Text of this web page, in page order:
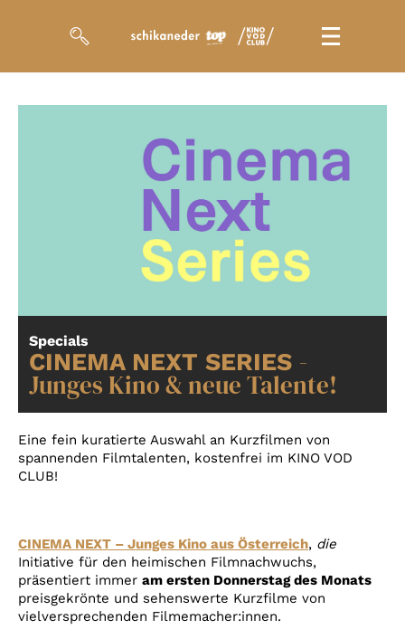
Magazin
Kuratierungen
Events
So geht’s
Filmpakete
Gutscheine
& Filmpässe
Account
Suche
Specials
CINEMA NEXT SERIES -
Junges Kino & neue Talente!
Eine fein kuratierte Auswahl an Kurzfilmen von
spannenden Filmtalenten, kostenfrei im KINO VOD
CLUB!
CINEMA NEXT – Junges Kino aus Österreich, die
Initiative für den heimischen Filmnachwuchs,
präsentiert immer am ersten Donnerstag des Monats
preisgekrönte und sehenswerte Kurzfilme von
vielversprechenden Filmemacher:innen.